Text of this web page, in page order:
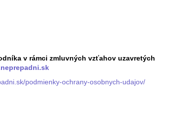
v rámci zmluvných vzťahov uzavretých
podmienky-ochrany-osobnych-udajov/